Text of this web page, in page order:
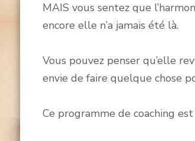
MAIS vous sentez que
encore elle n’a jamais été là.
Vous pouvez penser qu’elle
envie de faire quelque chose
Ce programme de coaching